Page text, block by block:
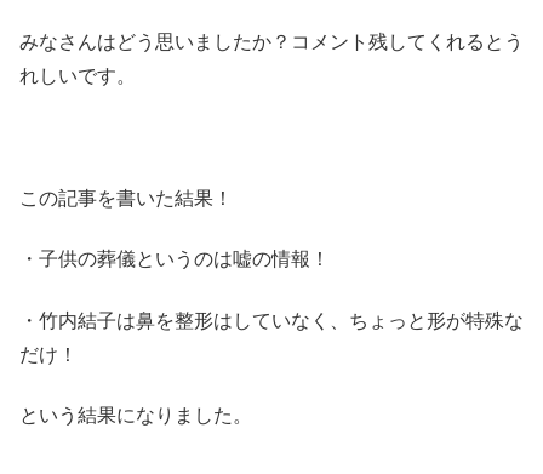
みなさんはどう思いましたか？コメント残してくれるとう
れしいです。
この記事を書いた結果！
・子供の葬儀というのは嘘の情報！
・竹内結子は鼻を整形はしていなく、ちょっと形が特殊な
だけ！
という結果になりました。